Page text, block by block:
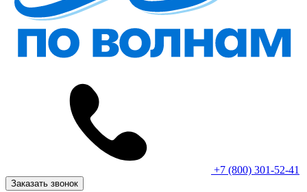
+7 (800) 301-52-41
Заказать звонок